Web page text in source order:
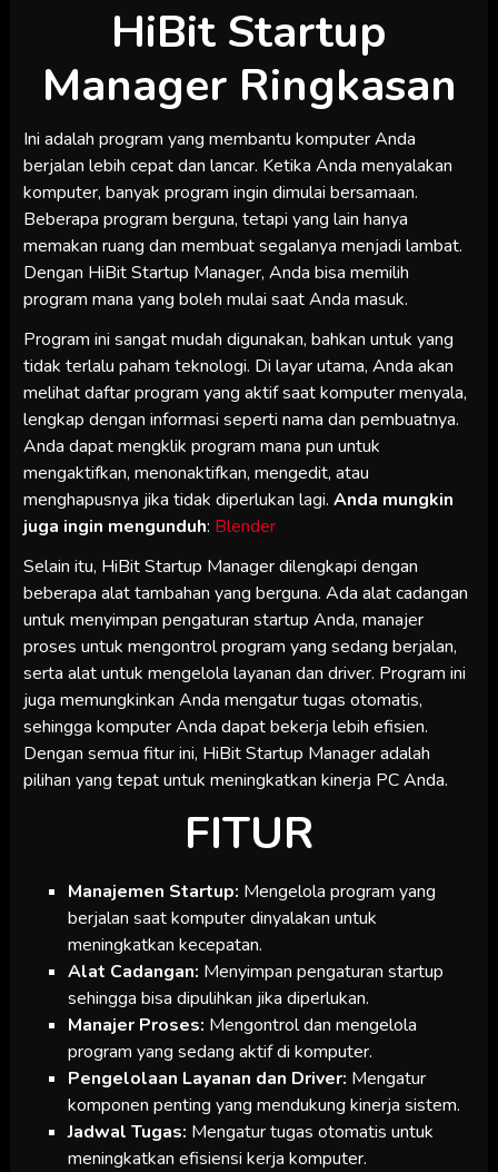
HiBit Startup
Manager Ringkasan
Ini adalah program yang membantu komputer Anda
berjalan lebih cepat dan lancar. Ketika Anda menyalakan
komputer, banyak program ingin dimulai bersamaan.
Beberapa program berguna, tetapi yang lain hanya
memakan ruang dan membuat segalanya menjadi lambat.
Dengan HiBit Startup Manager, Anda bisa memilih
program mana yang boleh mulai saat Anda masuk.
Program ini sangat mudah digunakan, bahkan untuk yang
tidak terlalu paham teknologi. Di layar utama, Anda akan
melihat daftar program yang aktif saat komputer menyala,
lengkap dengan informasi seperti nama dan pembuatnya.
Anda dapat mengklik program mana pun untuk
mengaktifkan, menonaktifkan, mengedit, atau
menghapusnya jika tidak diperlukan lagi. Anda mungkin
juga ingin mengunduh: Blender
Selain itu, HiBit Startup Manager dilengkapi dengan
beberapa alat tambahan yang berguna. Ada alat cadangan
untuk menyimpan pengaturan startup Anda, manajer
proses untuk mengontrol program yang sedang berjalan,
serta alat untuk mengelola layanan dan driver. Program ini
juga memungkinkan Anda mengatur tugas otomatis,
sehingga komputer Anda dapat bekerja lebih efisien.
Dengan semua fitur ini, HiBit Startup Manager adalah
pilihan yang tepat untuk meningkatkan kinerja PC Anda.
FITUR
Manajemen Startup: Mengelola program yang
berjalan saat komputer dinyalakan untuk
meningkatkan kecepatan.
Alat Cadangan: Menyimpan pengaturan startup
sehingga bisa dipulihkan jika diperlukan.
Manajer Proses: Mengontrol dan mengelola
program yang sedang aktif di komputer.
Pengelolaan Layanan dan Driver: Mengatur
komponen penting yang mendukung kinerja sistem.
Jadwal Tugas: Mengatur tugas otomatis untuk
meningkatkan efisiensi kerja komputer.